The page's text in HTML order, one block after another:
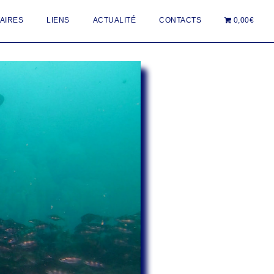
LIENS ACTUALITÉ CONTACTS 0,00€